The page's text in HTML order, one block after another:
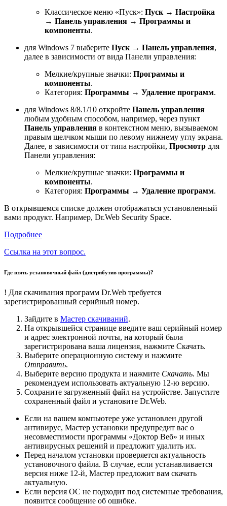
Классическое меню «Пуск»: Пуск → Настройка
→ Панель управления → Программы и
компоненты.
для Windows 7 выберите Пуск → Панель управления,
далее в зависимости от вида Панели управления:
Мелкие/крупные значки: Программы и
компоненты.
Категория: Программы → Удаление программ.
для Windows 8/8.1/10 откройте Панель управления
любым удобным способом, например, через пункт
Панель управления в контекстном меню, вызываемом
правым щелчком мыши по левому нижнему углу экрана.
Далее, в зависимости от типа настройки, Просмотр для
Панели управления:
Мелкие/крупные значки: Программы и
компоненты.
Категория: Программы → Удаление программ.
В открывшемся списке должен отображаться установленный
вами продукт. Например, Dr.Web Security Space.
Подробнее
Ссылка на этот вопрос.
Где взять установочный файл (дистрибутив программы)?
! Для скачивания программ Dr.Web требуется
зарегистрированный серийный номер.
Зайдите в Мастер скачиваний.
На открывшейся странице введите ваш серийный номер
и адрес электронной почты, на который была
зарегистрирована ваша лицензия, нажмите Скачать.
Выберите операционную систему и нажмите
Отправить.
Выберите версию продукта и нажмите Скачать. Мы
рекомендуем использовать актуальную 12-ю версию.
Сохраните загруженный файл на устройстве. Запустите
сохраненный файл и установите Dr.Web.
Если на вашем компьютере уже установлен другой
антивирус, Мастер установки предупредит вас о
несовместимости программы «Доктор Веб» и иных
антивирусных решений и предложит удалить их.
Перед началом установки проверяется актуальность
установочного файла. В случае, если устанавливается
версия ниже 12-й, Мастер предложит вам скачать
актуальную.
Если версия ОС не подходит под системные требования,
появится сообщение об ошибке.